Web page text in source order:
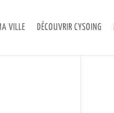
VILLE DÉCOUVRIR CYSOING